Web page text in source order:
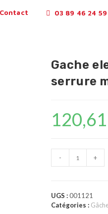
Contact 03 89 46 24 59
Gache
serrure
120,61
- +
UGS :001121
Catégories :